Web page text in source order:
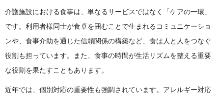
介護施設における食事は、単なるサービスではなく「ケアの一環」
です。利用者様同士が食卓を囲むことで生まれるコミュニケーショ
ンや、食事介助を通じた信頼関係の構築など、食は人と人をつなぐ
役割も担っています。また、食事の時間が生活リズムを整える重要
な役割を果たすこともあります。
近年では、個別対応の重要性も強調されています。アレルギー対応